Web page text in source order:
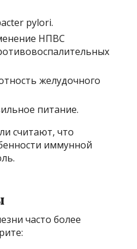
pylori.
НПВС
желудочного
питание.
считают, что
иммунной
часто более